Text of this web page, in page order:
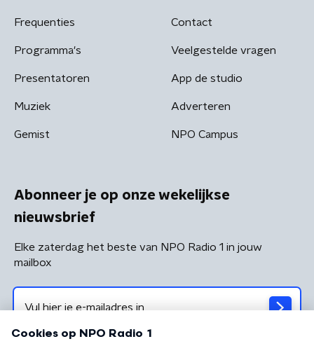
Frequenties
Programma's
Presentatoren
Muziek
Gemist
Contact
Veelgestelde vragen
App de studio
Adverteren
NPO Campus
Abonneer je op onze wekelijkse
nieuwsbrief
Elke zaterdag het beste van NPO Radio 1 in jouw
mailbox